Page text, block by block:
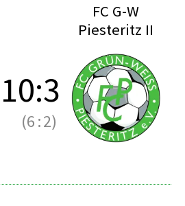
FC G-W
Piesteritz II
10:3
(6:2)